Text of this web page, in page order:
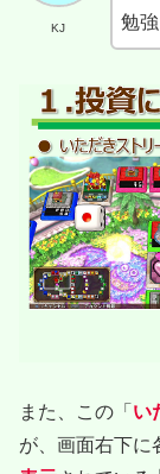
KJ
勉
また、この「 い
が、画面右下に